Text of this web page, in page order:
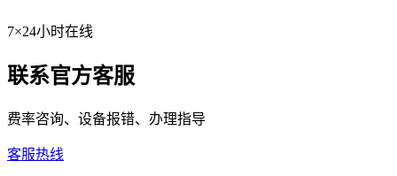
7×24小时在线
联系官方客服
费率咨询、设备报错、办理指导
客服热线